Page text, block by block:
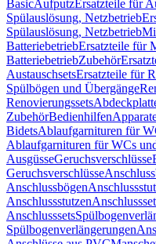
BasicAufputzErsatzteile für
Spülauslösung, Netzbetrieb
Spülauslösung, Netzbetrieb
BatteriebetriebErsatzteile für
BatteriebetriebZubehör
AustauschsetsErsatzteile für
Spülbögen und Übergänge
Renovierungssets
ZubehörBedienhilfen
BidetsAblaufgarnituren für
Ablaufgarnituren für WCs
AusgüsseGeruchsverschlüsse
Geruchsverschlüsse
Anschlussbögen
Anschlussstutzen
Anschlusssets
Spülbogenverlängerungen